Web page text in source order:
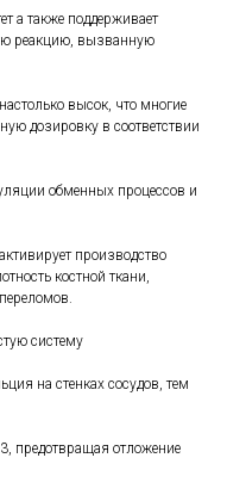
а также поддерживает
реакцию, вызванную
высок, что многие
дозировку в соответствии
обменных процессов и
производство
костной ткани,
систему
на стенках сосудов, тем
предотвращая отложение